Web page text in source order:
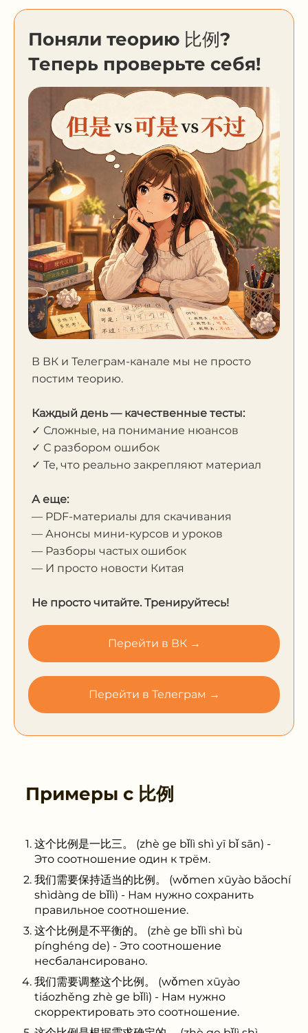
Поняли теорию 比例?
Теперь проверьте себя!
В ВК и Телеграм-канале мы не просто
постим теорию.
Каждый день — качественные тесты:
✓ Сложные, на понимание нюансов
✓ С разбором ошибок
✓ Те, что реально закрепляют материал
А еще:
— PDF-материалы для скачивания
— Анонсы мини-курсов и уроков
— Разборы частых ошибок
— И просто новости Китая
Не просто читайте. Тренируйтесь!
Перейти в ВК →
Перейти в Телеграм →
Примеры с 比例
这个比例是一比三。 (zhè ge bǐlì shì yī bǐ sān) -
Это соотношение один к трём.
我们需要保持适当的比例。 (wǒmen xūyào bǎochí
shìdàng de bǐlì) - Нам нужно сохранить
правильное соотношение.
这个比例是不平衡的。 (zhè ge bǐlì shì bù
pínghéng de) - Это соотношение
несбалансировано.
我们需要调整这个比例。 (wǒmen xūyào
tiáozhěng zhè ge bǐlì) - Нам нужно
скорректировать это соотношение.